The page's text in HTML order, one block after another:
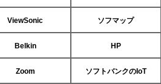
ViewSonic ソフマップ
Belkin HP
Zoom ソフトバンクのIoT